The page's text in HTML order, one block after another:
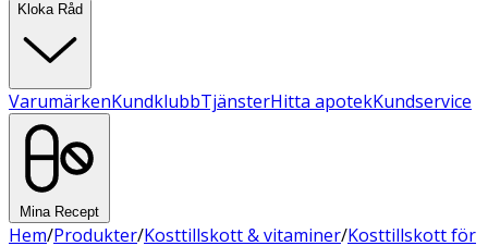
Kloka Råd
VarumärkenKundklubbTjänsterHitta apotekKundservice
Mina Recept
Hem/Produkter/Kosttillskott & vitaminer/Kosttillskott för